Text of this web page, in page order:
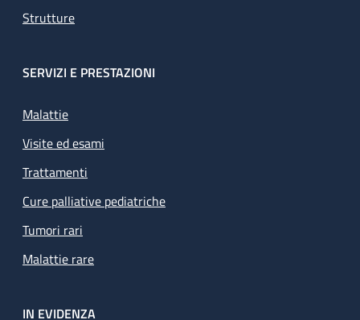
Strutture
SERVIZI E PRESTAZIONI
Malattie
Visite ed esami
Trattamenti
Cure palliative pediatriche
Tumori rari
Malattie rare
IN EVIDENZA